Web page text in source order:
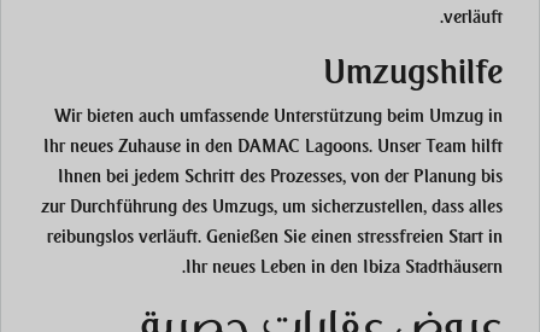
verläuft.
Umzugshilfe
Wir bieten auch umfassende Unterstützung beim Umzug in
Ihr neues Zuhause in den DAMAC Lagoons. Unser Team hilft
Ihnen bei jedem Schritt des Prozesses, von der Planung bis
zur Durchführung des Umzugs, um sicherzustellen, dass alles
reibungslos verläuft. Genießen Sie einen stressfreien Start in
Ihr neues Leben in den Ibiza Stadthäusern.